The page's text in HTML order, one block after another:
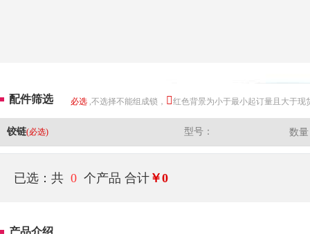
配件筛选 必选 ,不选择不能组成锁， 红色背景为小于最小起订量且大于现
铰链(必选) 型号： 数
已选：共 0 个产品 合计 ￥0
产品介绍